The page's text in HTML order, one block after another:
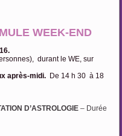
WEEK-END
durant le WE, sur
après-midi. De 14 h 30 à 18
D’ASTROLOGIE – Durée